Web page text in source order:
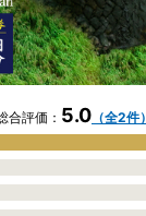
合評価： 5.0 （全2件）